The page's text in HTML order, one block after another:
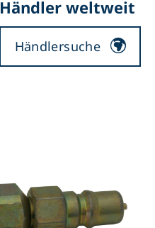
Händler weltweit
Händlersuche